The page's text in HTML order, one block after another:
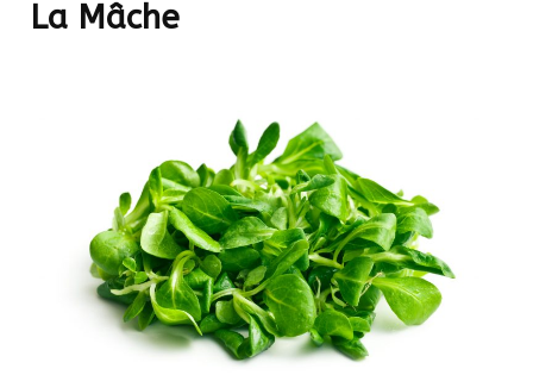
La Mâche